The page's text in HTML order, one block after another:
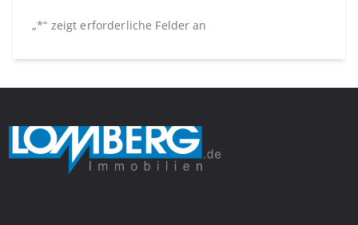
„*“ zeigt erforderliche Felder an